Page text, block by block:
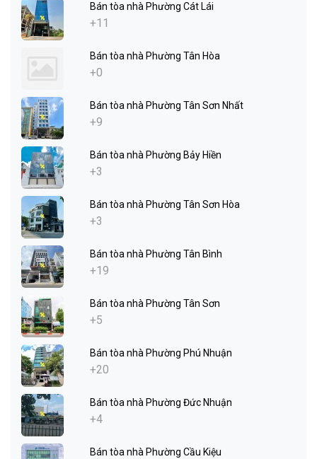
Bán tòa nhà Phường Cát Lái
+11
Bán tòa nhà Phường Tân Hòa
+0
Bán tòa nhà Phường Tân Sơn Nhất
+9
Bán tòa nhà Phường Bảy Hiền
+3
Bán tòa nhà Phường Tân Sơn Hòa
+3
Bán tòa nhà Phường Tân Bình
+19
Bán tòa nhà Phường Tân Sơn
+5
Bán tòa nhà Phường Phú Nhuận
+20
Bán tòa nhà Phường Đức Nhuận
+4
Bán tòa nhà Phường Cầu Kiệu